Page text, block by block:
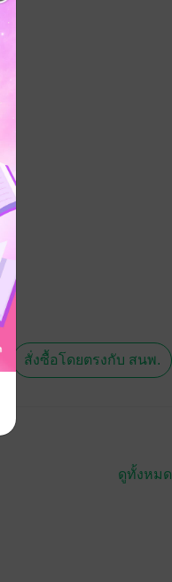
สั่งซื้อโดยตรงกับ สนพ.
ดูทั้งหมด